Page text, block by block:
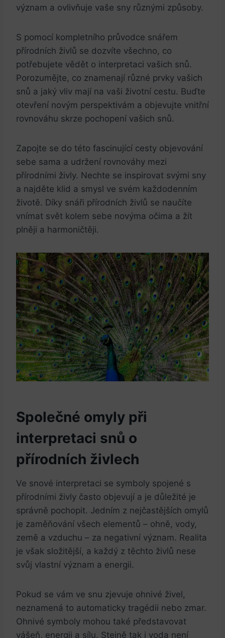
význam a ovlivňuje vaše sny různými způsoby.
S pomocí kompletního průvodce snářem
přírodních živlů se dozvíte všechno, co
potřebujete vědět o interpretaci vašich snů.
Porozumějte, co znamenají různé prvky vašich
snů a jaký vliv mají na vaši životní cestu. Buďte
otevření novým perspektivám a objevujte vnitřní
rovnováhu skrze pochopení vašich snů.
Zapojte se do této fascinující cesty objevování
sebe sama a udržení rovnováhy mezi
přírodními živly. Nechte se inspirovat svými sny
a najděte klid a smysl ve svém každodenním
životě. Díky snáři přírodních živlů se naučíte
vnímat svět kolem sebe novýma očima a žít
plněji a harmoničtěji.
Společné omyly při
interpretaci snů o
přírodních živlech
Ve snové interpretaci se symboly spojené s
přírodními živly často objevují a je důležité je
správně pochopit. Jedním z nejčastějších omylů
je zaměňování všech elementů – ohně, vody,
země a vzduchu – za negativní význam. Realita
je však složitější, a každý z těchto živlů nese
svůj vlastní význam a energii.
Pokud se vám ve snu zjevuje ohnivé živel,
neznamená to automaticky tragédii nebo zmar.
Ohnivé symboly mohou také představovat
vášeň, energii a sílu. Stejně tak i voda není